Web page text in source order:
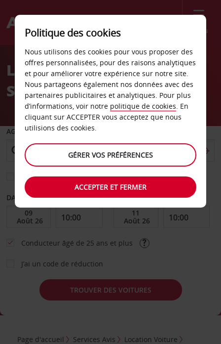
Menu
Welcome
AvisLocation de voiture
Springfield
AGENCE DE DÉPART
Sélectionnez une autre agence de retour
DATE DE DÉBUT DATE DE FIN
Conducteur âgé de 25 ans et plus
J’ai un code de réduction
TROUVER DES VOITURES
Page d'accueil Services Avis
Location Voiture
Politique des cookies
Nous utilisons des cookies pour vous proposer des
offres personnalisées, pour des raisons analytiques
et pour améliorer votre expérience sur notre site.
Nous partageons également nos données avec des
partenaires publicitaires et analytiques. Pour plus
d’informations, voir notre politique de cookies. En
cliquant sur ACCEPTER vous acceptez que nous
utilisions des cookies.
GÉRER VOS PRÉFÉRENCES
ACCEPTER ET FERMER